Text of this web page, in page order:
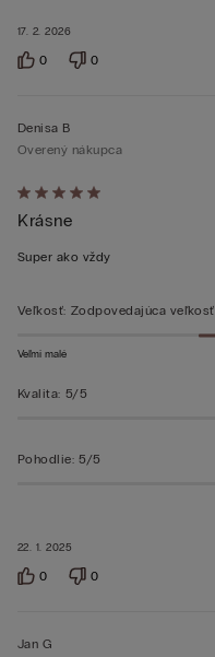
17. 2. 2026
0 0
Hodnotenie:
5
z 5
22. 1. 2025
Denisa B
Overený nákupca
Krásne
Super ako vždy
Veľkosť: Zodpovedajúca veľkosť
Veľmi malé
Kvalita: 5/5
Pohodlie: 5/5
0 0
Jan G